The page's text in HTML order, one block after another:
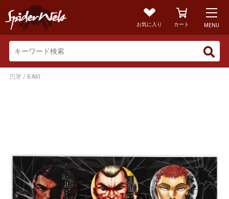
お気に入り カート MENU
刃牙 / BAKI